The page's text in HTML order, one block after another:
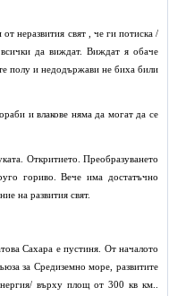
неразвития свят , че ги потиска /
всички да виждат. Виждат я обаче
полу и недодържави не биха били
и влакове няма да могат да се
Откритието. Преобразуването
гориво. Вече има достатъчно
на развития свят.
Сахара е пустиня. От началото
за Средиземно море, развитите
върху площ от 300 кв км..